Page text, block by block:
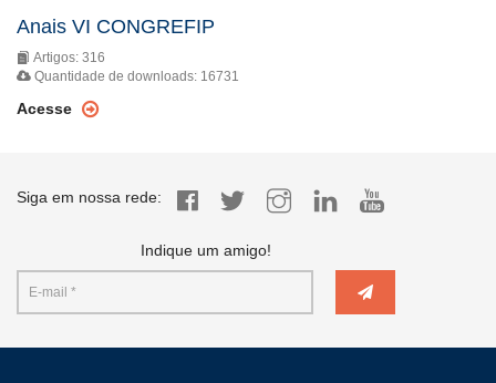
Anais VI CONGREFIP
Artigos: 316
Quantidade de downloads: 16731
Acesse
Siga em nossa rede:
Indique um amigo!